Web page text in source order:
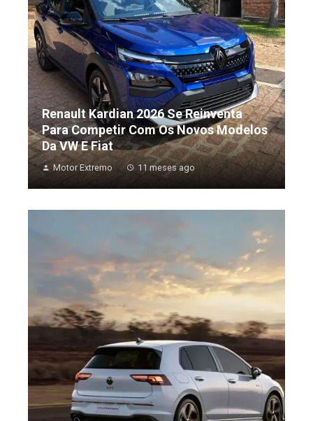
Renault Kardian 2026 Se Reinventa
Para Competir Com Os Novos Modelos
Da VW E Fiat
Motor Extremo 11 meses ago